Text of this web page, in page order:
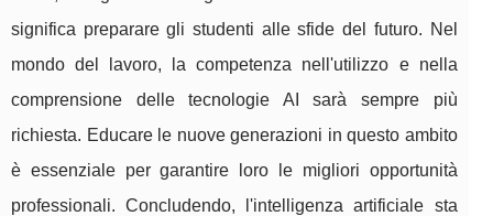
significa preparare gli studenti alle sfide del futuro. Nel
mondo del lavoro, la competenza nell'utilizzo e nella
comprensione delle tecnologie AI sarà sempre più
richiesta. Educare le nuove generazioni in questo ambito
è essenziale per garantire loro le migliori opportunità
professionali. Concludendo, l'intelligenza artificiale sta